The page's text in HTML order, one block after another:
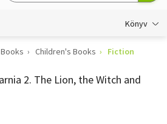
Könyv
Children's Books Fiction
2. The Lion, the Witch and